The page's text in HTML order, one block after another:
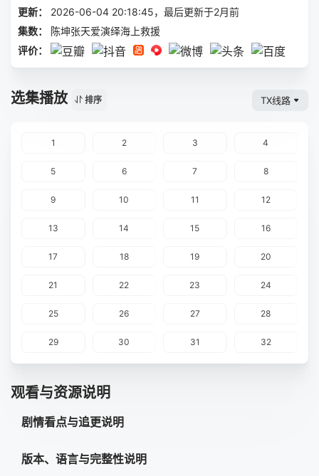
更新：
2026-06-04 20:18:45，最后更新于2月前
集数：
陈坤张天爱演绎海上救援
评价：
选集播放 排序 TX线路
1 2 3 4
5 6 7 8
9 10 11 12
13 14 15 16
17 18 19 20
21 22 23 24
25 26 27 28
29 30 31 32
观看与资源说明
剧情看点与追更说明
版本、语言与完整性说明